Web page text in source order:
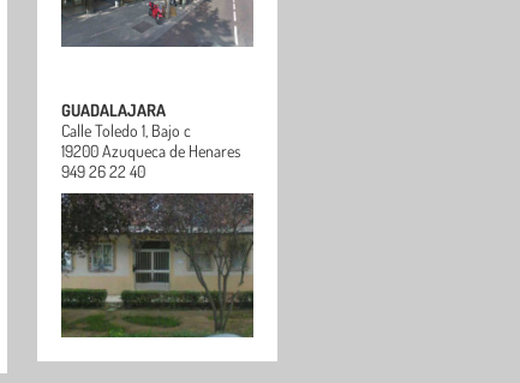
GUADALAJARA
Calle Toledo 1, Bajo c
19200 Azuqueca de Henares
949 26 22 40